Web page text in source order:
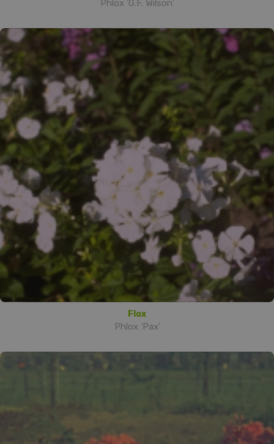
Phlox 'G.F. Wilson'
Flox
Phlox 'Pax'